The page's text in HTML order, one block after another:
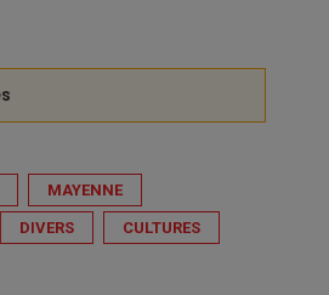
MAYENNE
DIVERS CULTURES